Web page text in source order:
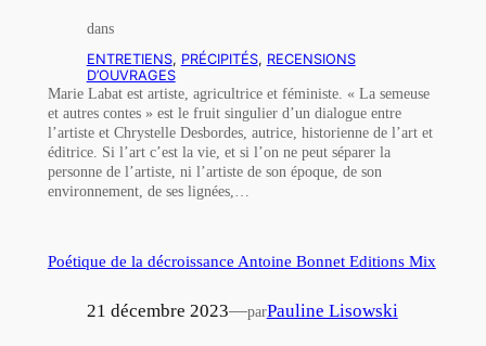
dans
ENTRETIENS, PRÉCIPITÉS, RECENSIONS
D’OUVRAGES
Marie Labat est artiste, agricultrice et féministe. « La semeuse
et autres contes » est le fruit singulier d’un dialogue entre
l’artiste et Chrystelle Desbordes, autrice, historienne de l’art et
éditrice. Si l’art c’est la vie, et si l’on ne peut séparer la
personne de l’artiste, ni l’artiste de son époque, de son
environnement, de ses lignées,…
Poétique de la décroissance Antoine Bonnet Editions Mix
21 décembre 2023—parPauline Lisowski